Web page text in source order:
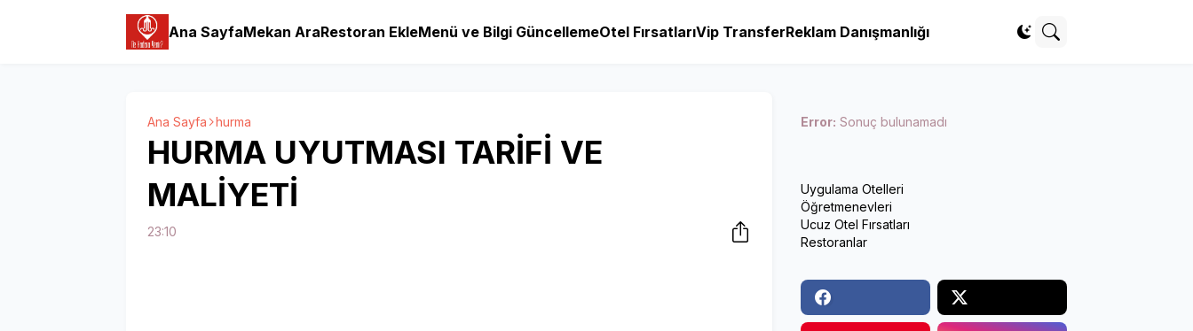
Ana SayfaMekan AraRestoran EkleMenü ve Bilgi GüncellemeOtel FırsatlarıVip TransferReklam Danışmanlığı
Ana Sayfa hurma
HURMA UYUTMASI TARİFİ VE
MALİYETİ
23:10
Error: Sonuç bulunamadı
Uygulama Otelleri
Öğretmenevleri
Ucuz Otel Fırsatları
Restoranlar